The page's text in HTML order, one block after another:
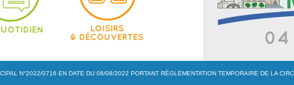
N°2022/0716 EN DATE DU 08/08/2022 PORTANT RÈGLEMENTATION TEMPORAIRE DE LA